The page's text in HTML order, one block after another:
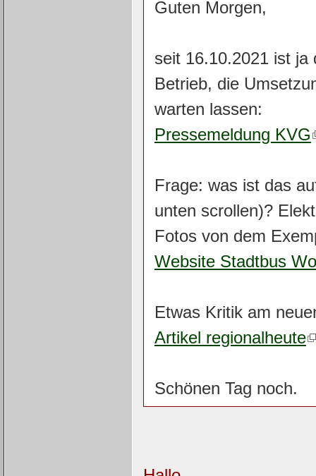
Guten Morgen,
seit 16.10.2021 ist ja
Betrieb, die
warten lassen:
Pressemeldung KVG
Frage: was ist das
unten scrollen)?
Fotos von dem
Website Stadtbus
Etwas Kritik am
Artikel regionalheute
Schönen Tag noch.